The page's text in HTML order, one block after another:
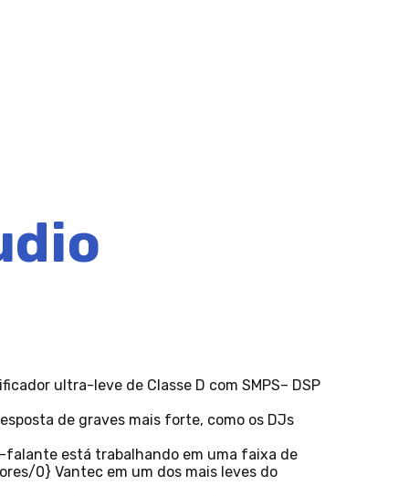
ultra-leve de Classe D com SMPS– DSP
de graves mais forte, como os DJs
falante está trabalhando em uma faixa de
0} Vantec em um dos mais leves do